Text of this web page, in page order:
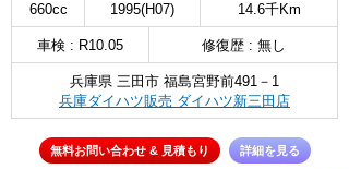
660cc 1995(H07) 14.6千Km
車検 : R10.05 修復歴 : 無し
兵庫県 三田市 福島宮野前491－1
兵庫ダイハツ販売 ダイハツ新三田店
無料お問い合わせ & 見積もり 詳細を見る